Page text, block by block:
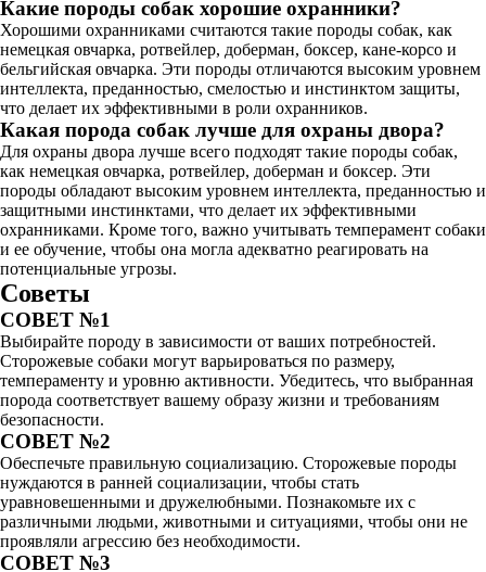
Какие породы собак хорошие охранники?
Хорошими охранниками считаются такие породы собак, как
немецкая овчарка, ротвейлер, доберман, боксер, кане-корсо и
бельгийская овчарка. Эти породы отличаются высоким уровнем
интеллекта, преданностью, смелостью и инстинктом защиты,
что делает их эффективными в роли охранников.
Какая порода собак лучше для охраны двора?
Для охраны двора лучше всего подходят такие породы собак,
как немецкая овчарка, ротвейлер, доберман и боксер. Эти
породы обладают высоким уровнем интеллекта, преданностью и
защитными инстинктами, что делает их эффективными
охранниками. Кроме того, важно учитывать темперамент собаки
и ее обучение, чтобы она могла адекватно реагировать на
потенциальные угрозы.
Советы
СОВЕТ №1
Выбирайте породу в зависимости от ваших потребностей.
Сторожевые собаки могут варьироваться по размеру,
темпераменту и уровню активности. Убедитесь, что выбранная
порода соответствует вашему образу жизни и требованиям
безопасности.
СОВЕТ №2
Обеспечьте правильную социализацию. Сторожевые породы
нуждаются в ранней социализации, чтобы стать
уравновешенными и дружелюбными. Познакомьте их с
различными людьми, животными и ситуациями, чтобы они не
проявляли агрессию без необходимости.
СОВЕТ №3